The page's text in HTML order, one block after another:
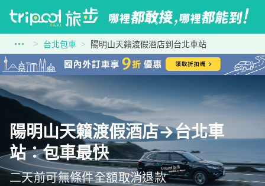
台北包車 陽明山天籟渡假酒店到台北車站
陽明山天籟渡假酒店→台北車
站：包車最快
二天前可無條件全額取消退款